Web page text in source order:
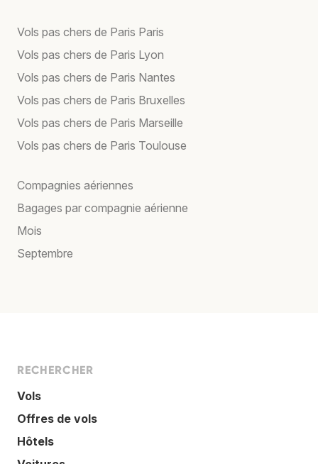
Vols pas chers de Paris Paris
Vols pas chers de Paris Lyon
Vols pas chers de Paris Nantes
Vols pas chers de Paris Bruxelles
Vols pas chers de Paris Marseille
Vols pas chers de Paris Toulouse
Compagnies aériennes
Bagages par compagnie aérienne
Mois
Septembre
RECHERCHER
Vols
Offres de vols
Hôtels